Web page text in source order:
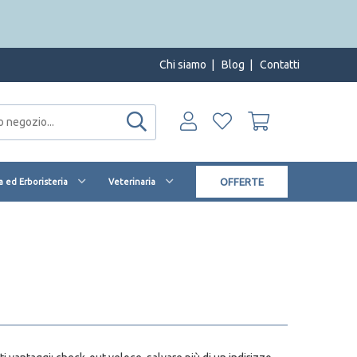
Chi siamo Blog Contatti
ed Erboristeria Veterinaria OFFERTE